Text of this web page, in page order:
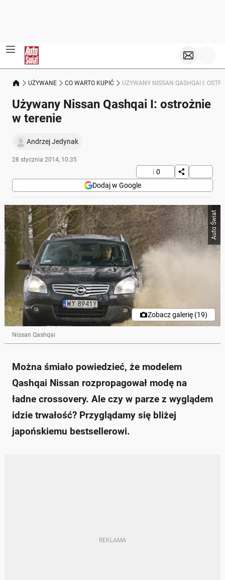
UŻYWANE CO WARTO KUPIĆ UŻYWANY NISSAN QASHQAI I:
Używany Nissan Qashqai I: ostrożnie
w terenie
Andrzej Jedynak
28 stycznia 2014, 10:35
0
Dodaj w Google
Auto Świat
Zobacz galerię (19)
Nissan Qashqai
Można śmiało powiedzieć, że modelem
Qashqai Nissan rozpropagował modę na
ładne crossovery. Ale czy w parze z wyglądem
idzie trwałość? Przyglądamy się bliżej
japońskiemu bestsellerowi.